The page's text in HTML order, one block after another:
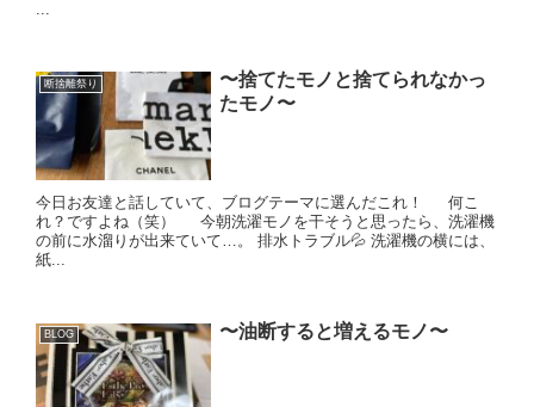
断捨離祭り
〜捨てたモノと捨てられなかっ
たモノ〜
今日お友達と話していて、ブログテーマに選んだこれ！ 何こ
れ？ですよね（笑） 今朝洗濯モノを干そうと思ったら、洗濯機
の前に水溜りが出来ていて…。 排水トラブル💦 洗濯機の横には、
紙...
BLOG 〜油断すると増えるモノ〜